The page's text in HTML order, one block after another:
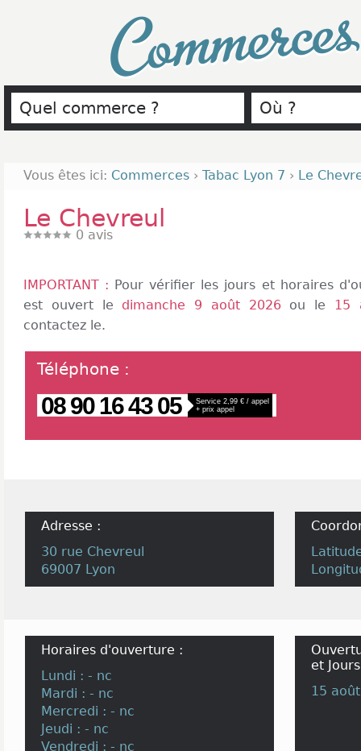
Vous êtes ici: Commerces › Tabac Lyon 7 › Le
Le Chevreul
0 avis
IMPORTANT : Pour vérifier les jours et horaires
est ouvert le dimanche 9 août 2026ou le 15
contactez le.
Téléphone :
08 90 16 43 05
Service 2,99 € / appel
+ prix appel
Adresse :
30 rue Chevreul
69007 Lyon
Horaires d'ouverture :
Lundi : - nc
Mardi : - nc
Mercredi : - nc
Jeudi : - nc
Vendredi : - nc
et
15